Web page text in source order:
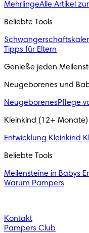
MehrlingeAlle Artikel
Beliebte Tools
Tipps für Eltern
Genieße jeden
Neugeborenes und
NeugeborenesPflege
Kleinkind (12+ Monate)
Entwicklung Kleinkind
Beliebte Tools
Meilensteine in Babys
Warum Pampers
Kontakt
Pampers Club